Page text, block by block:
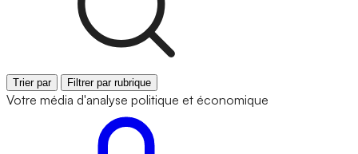
Trier par Filtrer par rubrique
Votre média d'analyse politique et économique